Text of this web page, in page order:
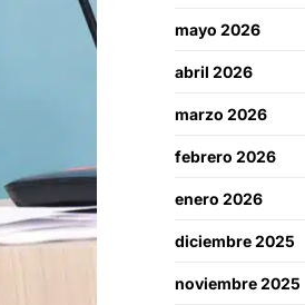
mayo 2026
abril 2026
marzo 2026
febrero 2026
enero 2026
diciembre 2025
noviembre 2025